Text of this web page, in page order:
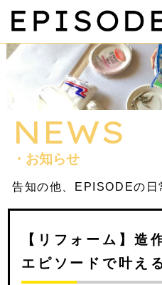
NEWS
・お知らせ
告知の他、EPISODEの日
【リフォーム】造
エピソードで叶え